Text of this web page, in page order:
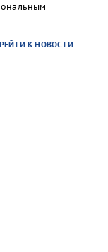
К НОВОСТИ